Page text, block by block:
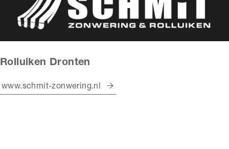
Rolluiken Dronten
www.schmit-zonwering.nl